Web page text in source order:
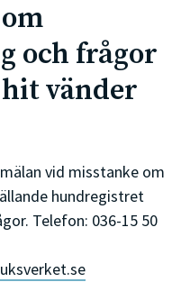
och frågor
vänder
vid misstanke om
hundregistret
Telefon: 036-15 50